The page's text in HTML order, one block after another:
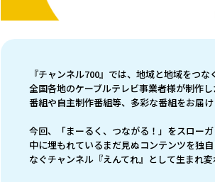
『チャンネル700』では、地域と地域をつ
全国各地のケーブルテレビ事業者様が制作
番組や自主制作番組等、多彩な番組をお届け
今回、「まーるく、つながる！」をスロー
中に埋もれているまだ見ぬコンテンツを独
なぐチャンネル『えんてれ』として生まれ変